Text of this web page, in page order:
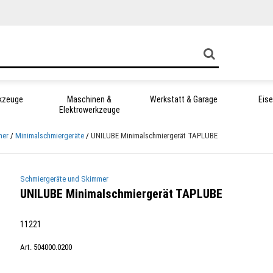
Maschinen &
Elektrowerkzeuge
Werkstatt & Garage
Minimalschmiergeräte UNILUBE Minimalschmiergerät TAPLUBE
Schmiergeräte und Skimmer
UNILUBE Minimalschmiergerät TAPLUBE
11221
Art. 504000.0200